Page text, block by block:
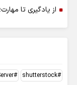
از یادگیری تا
shutterstock